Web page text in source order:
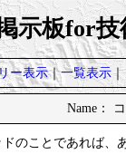
示板for技
ー表示｜一覧表示｜
Name：
のことであれば、